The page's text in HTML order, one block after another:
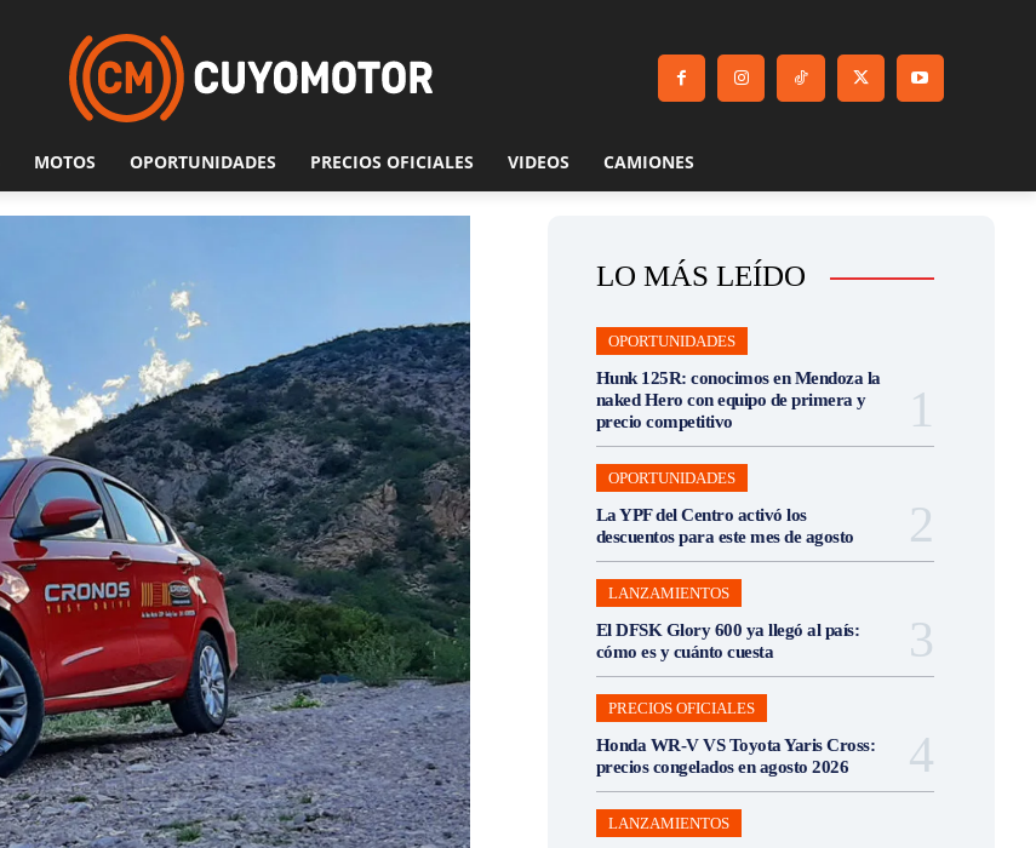
MOTOS OPORTUNIDADES PRECIOS OFICIALES VIDEOS CAMIONES
LO MÁS LEÍDO
OPORTUNIDADES
Hunk 125R: conocimos en Mendoza la
naked Hero con equipo de primera y
precio competitivo
OPORTUNIDADES
La YPF del Centro activó los
descuentos para este mes de agosto
LANZAMIENTOS
El DFSK Glory 600 ya llegó al país:
cómo es y cuánto cuesta
PRECIOS OFICIALES
Honda WR-V VS Toyota Yaris Cross:
precios congelados en agosto 2026
LANZAMIENTOS